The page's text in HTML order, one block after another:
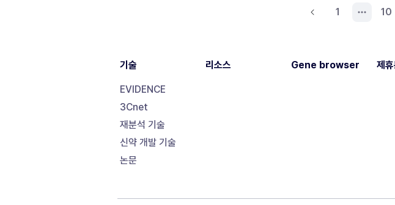
1 10
기술
EVIDENCE
3Cnet
재분석 기술
신약 개발 기술
논문
리소스 Gene browser 제휴